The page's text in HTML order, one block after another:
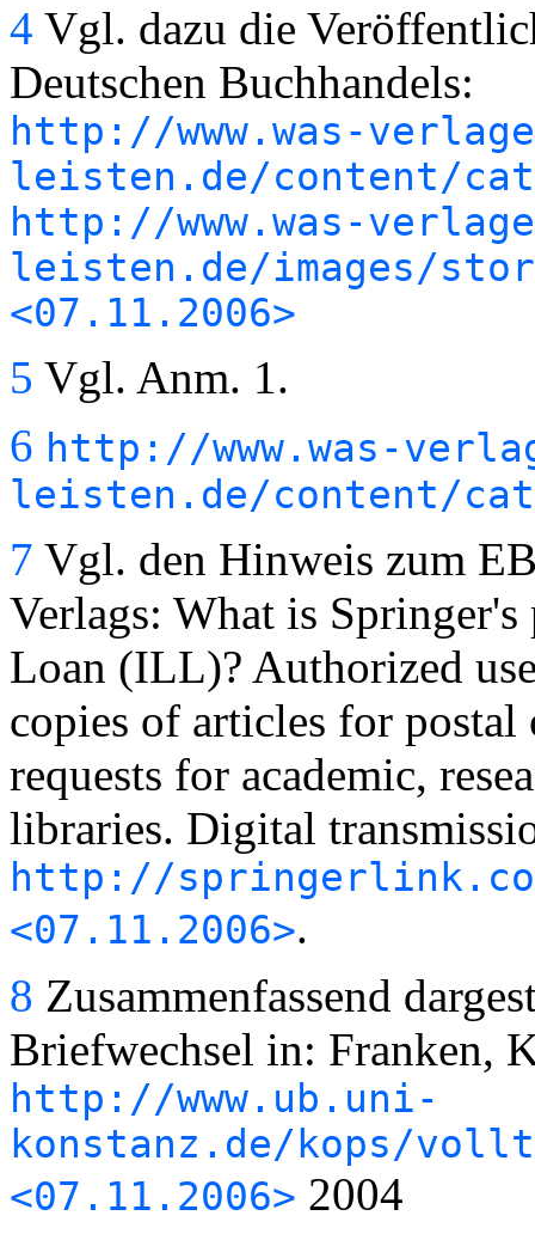
4 Vgl. dazu die
Deutschen Buchhandels:
http://www.was-
leisten.de/content/
http://www.was-
leisten.de/images/
<07.11.2006>
5 Vgl. Anm. 1.
6 http://www.was-
leisten.de/content/
7 Vgl. den Hinweis zum
Verlags: What is
Loan (ILL)? Authorized
copies of articles for
requests for academic,
libraries. Digital
http://
<07.11.2006>.
8 Zusammenfassend
Briefwechsel in: Franken,
http://www.ub.uni-
konstanz.de/kops/
<07.11.2006> 2004